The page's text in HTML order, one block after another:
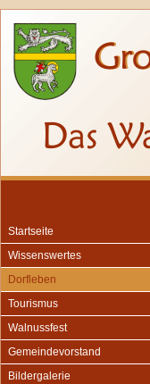
Startseite
Wissenswertes
Dorfleben
Tourismus
Walnussfest
Gemeindevorstand
Bildergalerie